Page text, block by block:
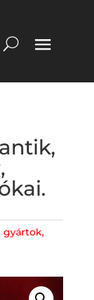
gyártok,